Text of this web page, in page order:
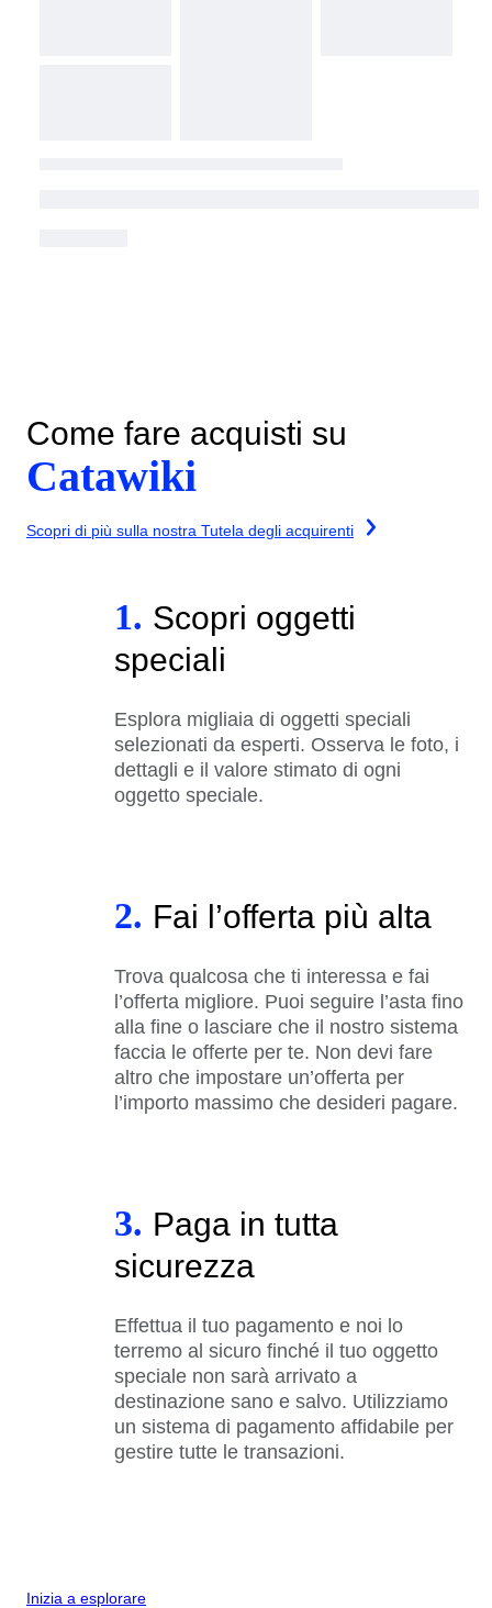
Come fare acquisti su
Catawiki
Scopri di più sulla nostra Tutela degli acquirenti
1. Scopri oggetti
speciali
Esplora migliaia di oggetti speciali
selezionati da esperti. Osserva le foto, i
dettagli e il valore stimato di ogni
oggetto speciale.
2. Fai l’offerta più alta
Trova qualcosa che ti interessa e fai
l’offerta migliore. Puoi seguire l’asta fino
alla fine o lasciare che il nostro sistema
faccia le offerte per te. Non devi fare
altro che impostare un’offerta per
l’importo massimo che desideri pagare.
3. Paga in tutta
sicurezza
Effettua il tuo pagamento e noi lo
terremo al sicuro finché il tuo oggetto
speciale non sarà arrivato a
destinazione sano e salvo. Utilizziamo
un sistema di pagamento affidabile per
gestire tutte le transazioni.
Inizia a esplorare